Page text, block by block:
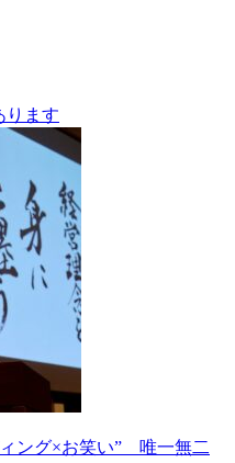
ります
ング×お笑い” 唯一無二